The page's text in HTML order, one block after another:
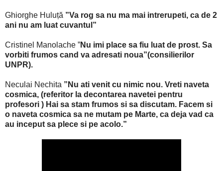
Ghiorghe Huluță ”Va rog sa nu ma mai intrerupeti, ca de 2
ani nu am luat cuvantul”
Cristinel Manolache ”Nu imi place sa fiu luat de prost. Sa
vorbiti frumos cand va adresati noua”(consilierilor
UNPR).
Neculai Nechita ”Nu ati venit cu nimic nou. Vreti naveta
cosmica, (referitor la decontarea navetei pentru
profesori ) Hai sa stam frumos si sa discutam. Facem si
o naveta cosmica sa ne mutam pe Marte, ca deja vad ca
au inceput sa plece si pe acolo.”